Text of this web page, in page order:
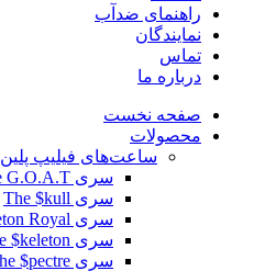
راهنمای ضدآب
نمایندگان
تماس
درباره ما
صفحه نخست
محصولات
ساعت‌های فیلیپ پلین
سری The G.O.A.T
سری The $kull
سری The $keleton Royal
سری The $keleton
سری The $pectre